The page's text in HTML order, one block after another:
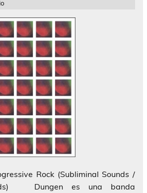
Rock (Subliminal Sounds /
Dungen es una banda